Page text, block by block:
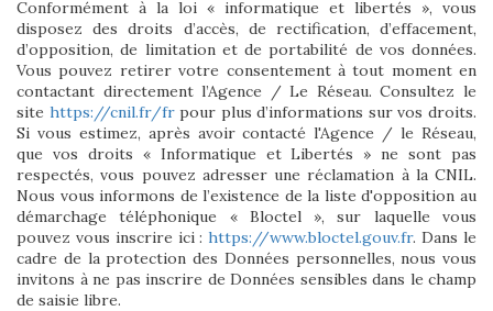
Conformément à la loi « informatique et libertés », vous
disposez des droits d’accès, de rectification, d’effacement,
d’opposition, de limitation et de portabilité de vos données.
Vous pouvez retirer votre consentement à tout moment en
contactant directement l’Agence / Le Réseau. Consultez le
site https://cnil.fr/frpour plus d’informations sur vos droits.
Si vous estimez, après avoir contacté l'Agence / le Réseau,
que vos droits « Informatique et Libertés » ne sont pas
respectés, vous pouvez adresser une réclamation à la CNIL.
Nous vous informons de l’existence de la liste d'opposition au
démarchage téléphonique « Bloctel », sur laquelle vous
pouvez vous inscrire ici :https://www.bloctel.gouv.fr. Dans le
cadre de la protection des Données personnelles, nous vous
invitons à ne pas inscrire de Données sensibles dans le champ
de saisie libre.